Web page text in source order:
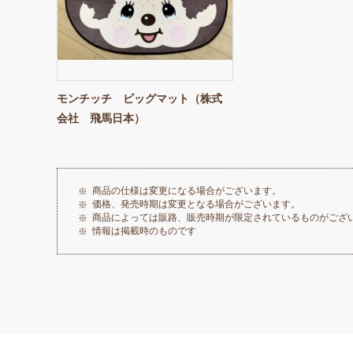
モンチッチ ビッグマット（株式
会社 飛馬日本）
商品の仕様は変更になる場合がございます。
価格、発売時期は変更となる場合がございます。
商品によっては販路、販売時期が限定されているものがござ
情報は掲載時のものです